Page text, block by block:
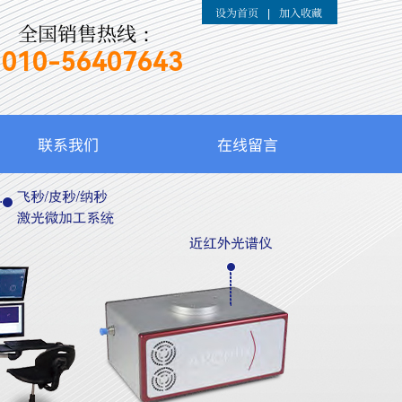
设为首页 加入收藏
全国销售热线：
010-56407643
联系我们 在线留言